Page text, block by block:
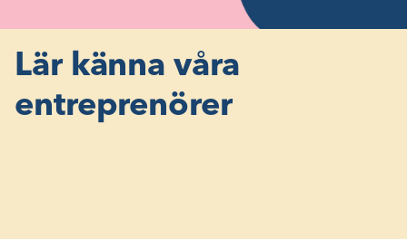
Lär känna våra
entreprenörer